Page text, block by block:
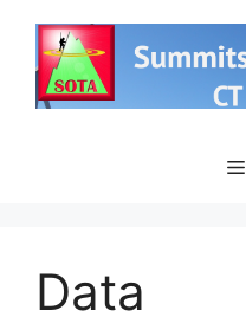
conteúdo
Data